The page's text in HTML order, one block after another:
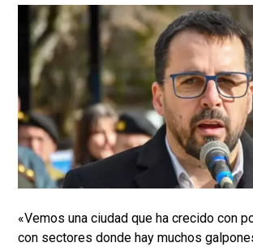
«Vemos una ciudad que ha crecido con
con sectores donde hay muchos